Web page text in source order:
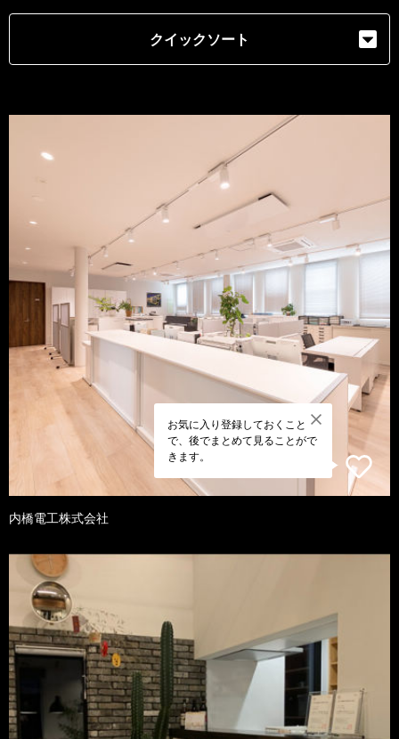
クイックソート
お気に入り登録しておくこと
で、後でまとめて見ることがで
きます。
内橋電工株式会社